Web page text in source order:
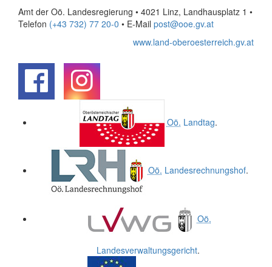
Amt der Oö. Landesregierung • 4021 Linz, Landhausplatz 1 •
Telefon (+43 732) 77 20-0 • E-Mail post@ooe.gv.at
www.land-oberoesterreich.gv.at
Oö. Landtag.
Oö. Landesrechnungshof.
Oö.
Landesverwaltungsgericht.